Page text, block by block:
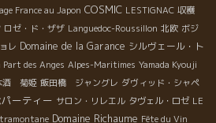
France au Japon COSMIC LESTIGNAC 収穫
ロゼ・ド・ザザ Languedoc-Roussillon 北欧 ボジ
レ Domaine de la Garance シルヴェール・ト
des Anges Alpes-Maritimes Yamada Kyouji
酒 菊姫 飯田橋 ジャングレ ダヴィッド・シャペ
ーティー サロン・リレエル タヴェル・ロゼ LE
tramontane Domaine Richaume Fête du Vin